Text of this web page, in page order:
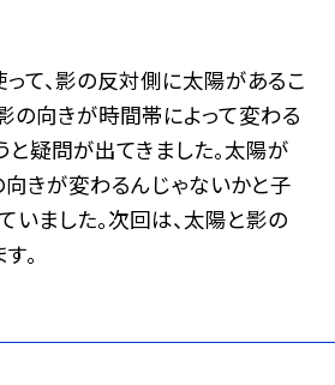
て、影の反対側に太陽があるこ
の向きが時間帯によって変わる
と疑問が出てきました。太陽が
きが変わるんじゃないかと子
いました。次回は、太陽と影の
。